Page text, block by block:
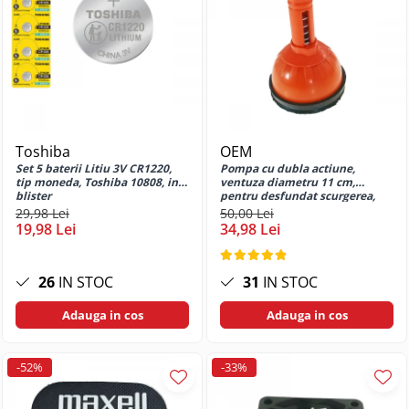
G32
Huse si protectii pentru Motorola
G34 5G
Huse si protectii pentru Motorola
G52
Huse si protectii pentru Motorola
G82
Huse si protectii pentru Motorola
G84
Huse si protectii pentru Motorola
Moto E14
Huse si protectii pentru Motorola
Huse si protectii pentru Motorola
Moto E20
Toshiba
Set 5 baterii Litiu 3V CR1220,
tip moneda, Toshiba 10808, in
blister
29,98 Lei
19,98 Lei
26 IN STOC
Adauga in cos
OEM
Pompa cu dubla actiune,
ventuza diametru 11 cm,
pentru desfundat scurgerea,
aspiratie si compresie, maner
de 13 cm cu arc
50,00 Lei
34,98 Lei
31 IN STOC
Adauga in cos
-52% -33%